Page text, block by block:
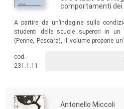
comportamenti dei
A partire da un’indagine sulla
studenti delle scuole superori in un
(Penne, Pescara), il volume propone
adolescenti di oggi: dai valori alla vita
salute, fino al rapporto con le
cod.
231.1.11
Antonello Miccoli